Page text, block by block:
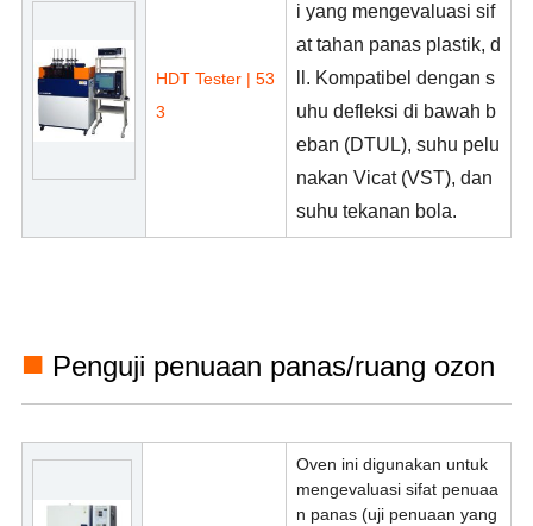
HDT Tester | 53
3
i yang mengevaluasi sif
at tahan panas plastik, d
ll. Kompatibel dengan s
uhu defleksi di bawah b
eban (DTUL), suhu pelu
nakan Vicat (VST), dan
suhu tekanan bola.
■ Penguji penuaan panas/ruang ozon
Oven ini digunakan untuk
mengevaluasi sifat penuaa
n panas (uji penuaan yang